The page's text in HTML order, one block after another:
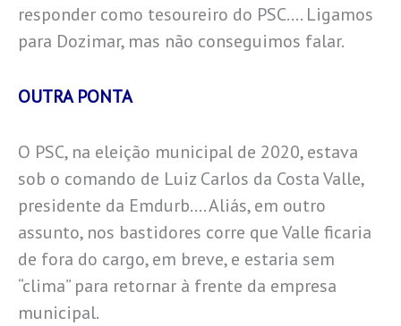
responder como tesoureiro do PSC…. Ligamos
para Dozimar, mas não conseguimos falar.
OUTRA PONTA
O PSC, na eleição municipal de 2020, estava
sob o comando de Luiz Carlos da Costa Valle,
presidente da Emdurb…. Aliás, em outro
assunto, nos bastidores corre que Valle ficaria
de fora do cargo, em breve, e estaria sem
“clima” para retornar à frente da empresa
municipal.